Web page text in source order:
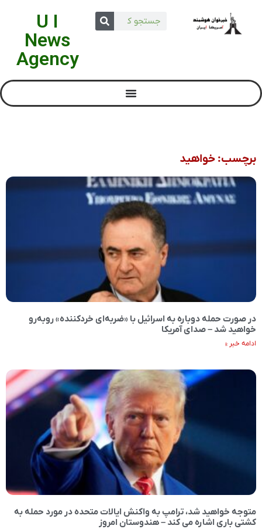
U I
News
Agency
برچسب: خواهید
در صورت حمله دوباره به اسرائیل با «ضربه‌ای خردکننده» روبه‌رو
خواهید شد – صدای آمریکا
ادامه خبر »
متوجه خواهید شد، ترامپ به واکنش ایالات متحده در مورد حمله به
کشتی باری اشاره می کند – هندوستان امروز